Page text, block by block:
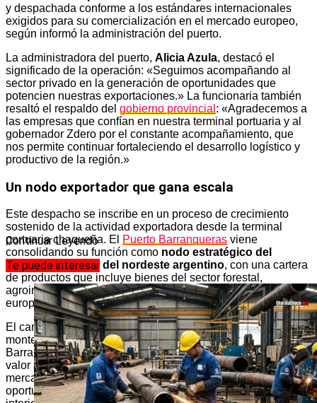
y despachada conforme a los estándares internacionales
exigidos para su comercialización en el mercado europeo,
según informó la administración del puerto.
La administradora del puerto, Alicia Azula, destacó el
significado de la operación: «Seguimos acompañando al
sector privado en la generación de oportunidades que
potencien nuestras exportaciones.» La funcionaria también
resaltó el respaldo del gobierno provincial : «Agradecemos a
las empresas que confían en nuestra terminal portuaria y al
gobernador Zdero por el constante acompañamiento, que
nos permite continuar fortaleciendo el desarrollo logístico y
productivo de la región.»
Un nodo exportador que gana escala
Este despacho se inscribe en un proceso de crecimiento
sostenido de la actividad exportadora desde la terminal
portuaria chaqueña. El Puerto Barranqueras viene
consolidando su función como nodo estratégico del
comercio exterior del nordeste argentino, con una cartera
de productos que incluye bienes del sector forestal,
agroindustrial y ahora con presencia creciente en el mercado
europeo.
El carbón vegetal forma parte de la cadena productiva del
monte chaqueño y su exportación directa desde
Barranqueras acorta la logística, reduce costos y genera
valor agregado dentro de la provincia. La apertura del
mercado europeo para este producto representa una
oportunidad concreta para productores y operadores del
Continuar Leyendo
Te puede interesar